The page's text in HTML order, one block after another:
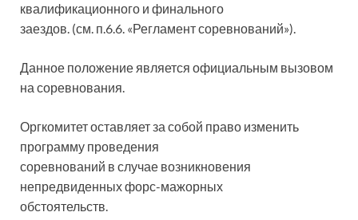
квалификационного и финального
заездов. (см. п.6.6. «Регламент соревнований»).
Данное положение является официальным вызовом
на соревнования.
Оргкомитет оставляет за собой право изменить
программу проведения
соревнований в случае возникновения
непредвиденных форс-мажорных
обстоятельств.